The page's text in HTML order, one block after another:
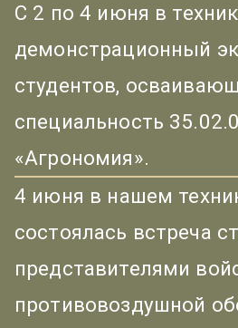
С 2 по 4 июня в
демонстрационный
студентов,
специальность
«Агрономия».
4 июня в нашем
состоялась встреча
представителями
противовоздушной